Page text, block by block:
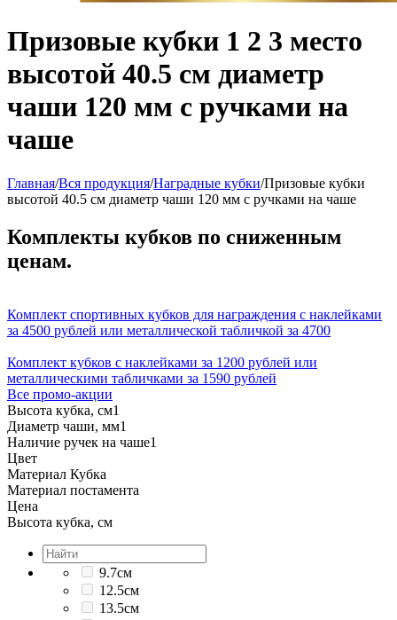
Призовые кубки 1 2 3 место
высотой 40.5 см диаметр
чаши 120 мм с ручками на
чаше
Главная/Вся продукция/Наградные кубки/Призовые кубки
высотой 40.5 см диаметр чаши 120 мм с ручками на чаше
Комплекты кубков по сниженным
ценам.
Комплект спортивных кубков для награждения с наклейками
за 4500 рублей или металлической табличкой за 4700
Комплект кубков с наклейками за 1200 рублей или
металлическими табличками за 1590 рублей
Все промо-акции
Высота кубка, см1
Диаметр чаши, мм1
Наличие ручек на чаше1
Цвет
Материал Кубка
Материал постамента
Цена
Высота кубка, см
9.7см
12.5см
13.5см